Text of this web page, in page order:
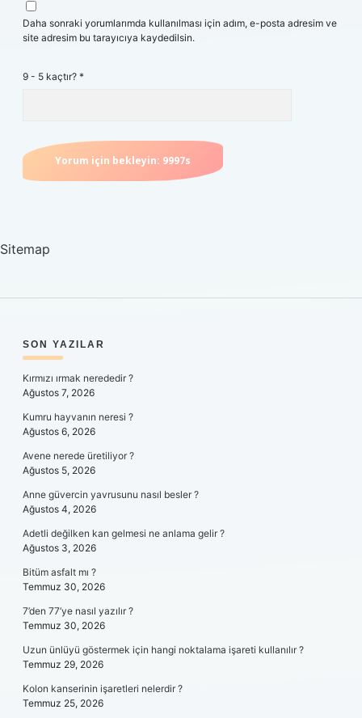
Daha sonraki yorumlarımda kullanılması için adım, e-posta adresim ve
site adresim bu tarayıcıya kaydedilsin.
9 - 5 kaçtır? *
Sitemap
SIDEBAR
SON YAZILAR
Kırmızı ırmak nerededir ?
Ağustos 7, 2026
Kumru hayvanın neresi ?
Ağustos 6, 2026
Avene nerede üretiliyor ?
Ağustos 5, 2026
Anne güvercin yavrusunu nasıl besler ?
Ağustos 4, 2026
Adetli değilken kan gelmesi ne anlama gelir ?
Ağustos 3, 2026
Bitüm asfalt mı ?
Temmuz 30, 2026
7’den 77’ye nasıl yazılır ?
Temmuz 30, 2026
Uzun ünlüyü göstermek için hangi noktalama işareti kullanılır ?
Temmuz 29, 2026
Kolon kanserinin işaretleri nelerdir ?
Temmuz 25, 2026